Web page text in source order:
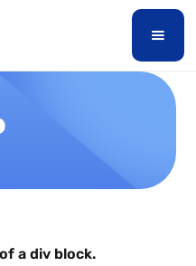
a div block.